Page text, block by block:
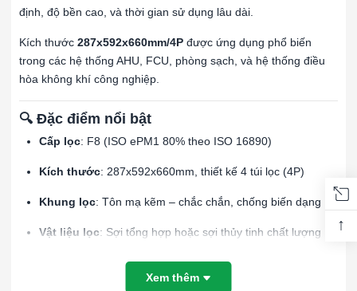
định, độ bền cao, và thời gian sử dụng lâu dài.
Kích thước 287x592x660mm/4P được ứng dụng phổ biến
trong các hệ thống AHU, FCU, phòng sạch, và hệ thống điều
hòa không khí công nghiệp.
🔍 Đặc điểm nổi bật
Cấp lọc: F8 (ISO ePM1 80% theo ISO 16890)
Kích thước: 287x592x660mm, thiết kế 4 túi lọc (4P)
Khung lọc: Tôn mạ kẽm – chắc chắn, chống biến dạng
Vật liệu lọc: Sợi tổng hợp hoặc sợi thủy tinh chất lượng
: Giữ lại bụi mịn, phấn hoa, bào tử nấm, sợi
Xem thêm
↑